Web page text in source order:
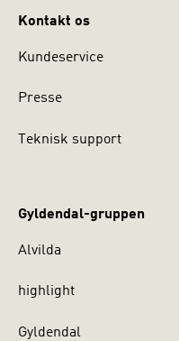
Kontakt os
Kundeservice
Presse
Teknisk support
Gyldendal-gruppen
Alvilda
highlight
Gyldendal